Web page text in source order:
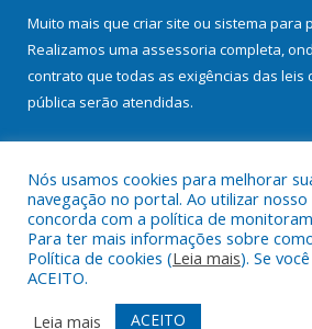
Muito mais que criar site ou sistema para
Realizamos uma assessoria completa,
contrato que todas as exigências das leis
pública serão atendidas.
Todos os direitos reservados a
Mapa do Site Acessar Área
Nós usamos cookies para melhorar
navegação no portal. Ao utilizar
concorda com a política de
Para ter mais informações sobre
Política de cookies (Leia mais). Se
ACEITO.
Leia mais
ACEITO